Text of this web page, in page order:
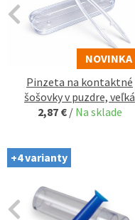
NOVINKA
Pinzeta na kontaktné
šošovky v puzdre, veľká
2,87 € / Na sklade
+4 varianty